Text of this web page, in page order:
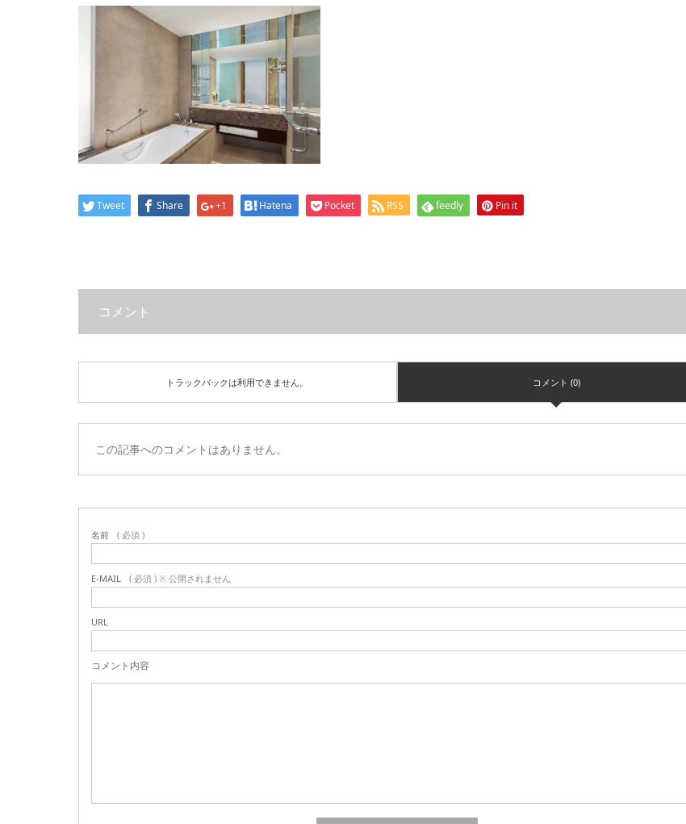
Tweet Share +1 Hatena Pocket RSS feedly Pin it
コメント
トラックバックは利用できません。 コメント (0)
この記事へのコメントはありません。
名前 ( 必須 )
E-MAIL ( 必須 ) ※ 公開されません
URL
コメント内容